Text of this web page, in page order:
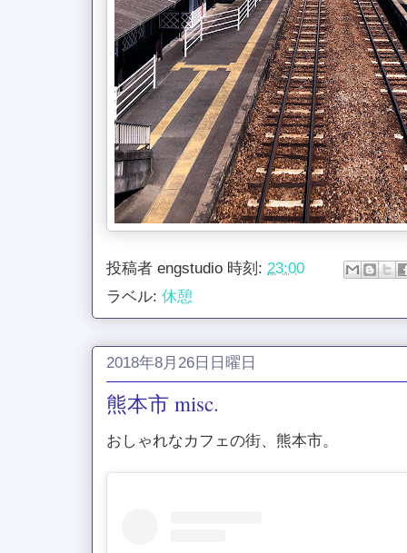
投稿者 engstudio 時刻: 23:00
ラベル: 休憩
2018年8月26日日曜日
熊本市 misc.
おしゃれなカフェの街、熊本市。